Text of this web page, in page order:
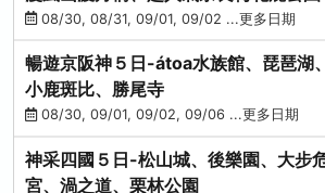
08/30, 08/31, 09/01, 09/02 ...更多日期
暢遊京阪神５日-átoa水族館、琵琶湖
小鹿斑比、勝尾寺
08/30, 09/01, 09/02, 09/06 ...更多日期
神采四國５日-松山城、後樂園、大步
宮、渦之道、栗林公園